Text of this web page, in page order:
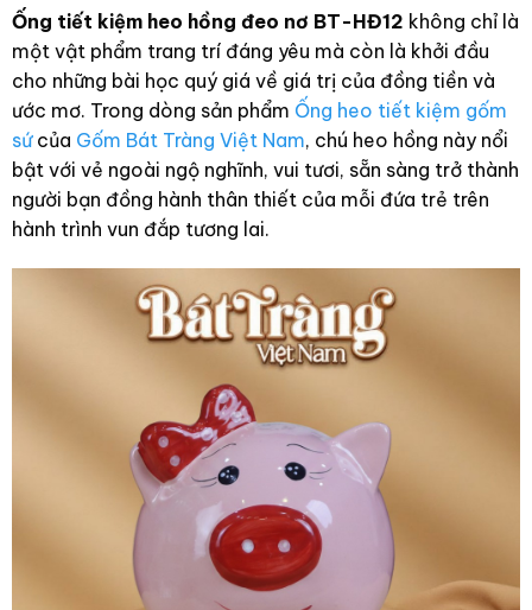
Ống tiết kiệm heo hồng đeo nơ BT-HĐ12 không chỉ là
một vật phẩm trang trí đáng yêu mà còn là khởi đầu
cho những bài học quý giá về giá trị của đồng tiền và
ước mơ. Trong dòng sản phẩm Ống heo tiết kiệm gốm
sứcủa Gốm Bát Tràng Việt Nam, chú heo hồng này nổi
bật với vẻ ngoài ngộ nghĩnh, vui tươi, sẵn sàng trở thành
người bạn đồng hành thân thiết của mỗi đứa trẻ trên
hành trình vun đắp tương lai.